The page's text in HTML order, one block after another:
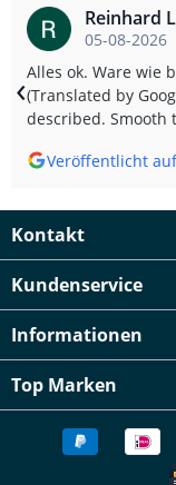
Reinhard
05-08-2026
Alles ok. Ware wie
(Translated by
described. Smooth
Veröffentlicht
‹
Kontakt
Kundenservice
Informationen
Top Marken